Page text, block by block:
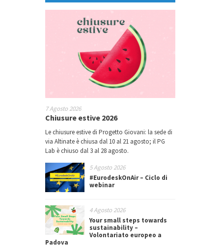
7 Agosto 2026
Chiusure estive 2026
Le chiusure estive di Progetto Giovani: la sede di
via Altinate è chiusa dal 10 al 21 agosto; il PG
Lab è chiuso dal 3 al 28 agosto.
5 Agosto 2026
#EurodeskOnAir – Ciclo di
webinar
4 Agosto 2026
Your small steps towards
sustainability –
Volontariato europeo a
Padova